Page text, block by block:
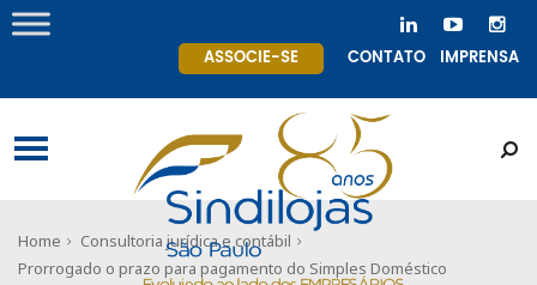
ASSOCIE-SE CONTATO IMPRENSA
Home
Consultoria jurídica e contábil
Prorrogado o prazo para pagamento do Simples Doméstico